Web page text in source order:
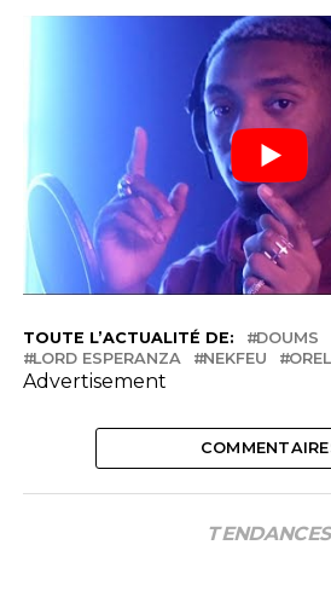
TOUTE L’ACTUALITÉ DE: DOUMS
LORD ESPERANZA
NEKFEU
Advertisement